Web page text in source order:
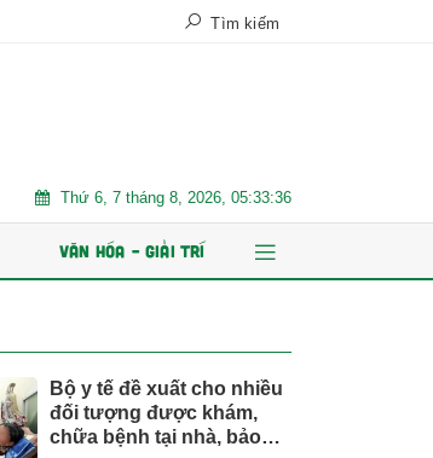
Tìm kiếm
Trăm năm chợ Tân Định AI và dữ liệu định hình
Thứ 6, 7 tháng 8, 2026, 05:33:38
VĂN HÓA – GIẢI TRÍ
Bộ y tế đề xuất cho nhiều
đối tượng được khám,
chữa bệnh tại nhà, bảo